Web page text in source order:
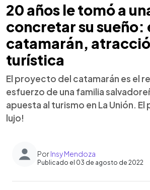
20 años le tomó a
concretar su sueño:
catamarán,
turística
El proyecto del catamarán es el
esfuerzo de una familia
apuesta al turismo en La Unión. El
lujo!
PorInsy Mendoza
Publicado el 03 de agosto de 2022